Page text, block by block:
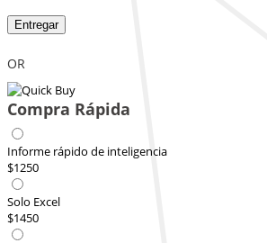
Entregar
OR
Compra Rápida
Informe rápido de inteligencia
$1250
Solo Excel
$1450